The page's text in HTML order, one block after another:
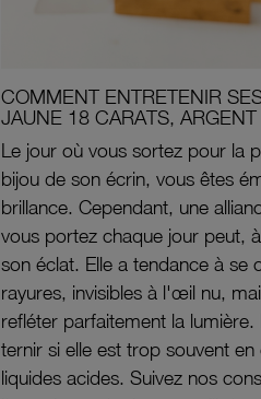
COMMENT ENTRETENIR
JAUNE 18 CARATS,
Le jour où vous sortez pour la
bijou de son écrin, vous êtes
brillance. Cependant, une
vous portez chaque jour peut,
son éclat. Elle a tendance à se
rayures, invisibles à l'œil nu,
refléter parfaitement la lumière.
ternir si elle est trop souvent
liquides acides. Suivez nos